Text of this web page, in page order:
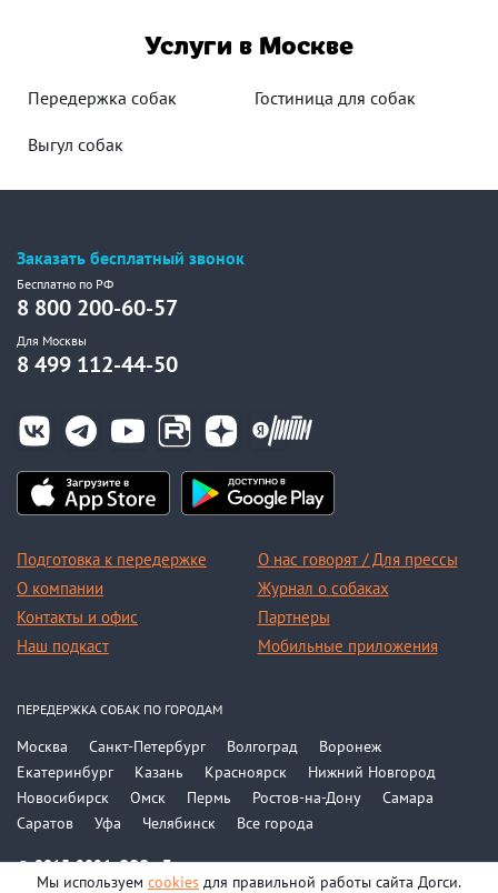
Услуги в Москве
Передержка собак Гостиница для собак
Выгул собак
Заказать бесплатный звонок
Бесплатно по РФ
8 800 200-60-57
Для Москвы
8 499 112-44-50
Подготовка к передержке
О компании
Контакты и офис
Наш подкаст
О нас говорят / Для прессы
Журнал о собаках
Партнеры
Мобильные приложения
© 2015-2026, ООО «Догси»
Политика конфиденциальности
ПЕРЕДЕРЖКА СОБАК ПО ГОРОДАМ
Москва Санкт-Петербург Волгоград
Воронеж
Екатеринбург
Казань Красноярск
Нижний Новгород
Новосибирск
Омск Пермь Ростов-на-Дону
Самара
Саратов
Уфа Челябинск Все города
Мы используем cookies для правильной работы сайта Догси.